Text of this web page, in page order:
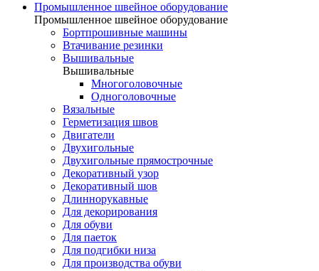
Промышленное швейное оборудование
Промышленное швейное оборудование
Бортпрошивные машины
Втачивание резинки
Вышивальные
Вышивальные
Многоголовочные
Одноголовочные
Вязальные
Герметизация швов
Двигатели
Двухигольные
Двухигольные прямострочные
Декоративный узор
Декоративный шов
Длиннорукавные
Для декорирования
Для обуви
Для паеток
Для подгибки низа
Для производства обуви